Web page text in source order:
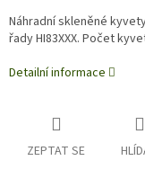
Náhradní skleněné
řady HI83XXX. Počet
Detailní informace
ZEPTAT SE